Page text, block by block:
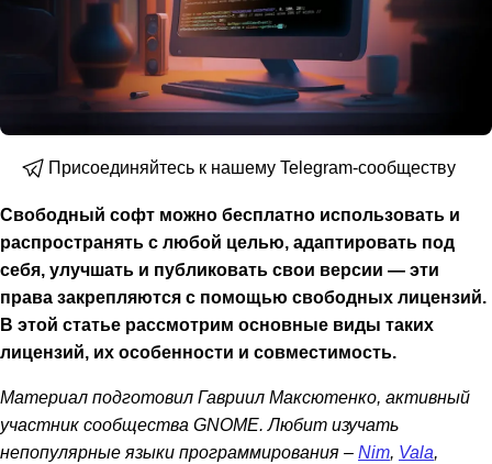
Присоединяйтесь к нашему Telegram-сообществу
Свободный софт можно бесплатно использовать и
распространять с любой целью, адаптировать под
себя, улучшать и публиковать свои версии — эти
права закрепляются с помощью свободных лицензий.
В этой статье рассмотрим основные виды таких
лицензий, их особенности и совместимость.
Материал подготовил Гавриил Максютенко, активный
участник сообщества GNOME. Любит изучать
непопулярные языки программирования – Nim, Vala,